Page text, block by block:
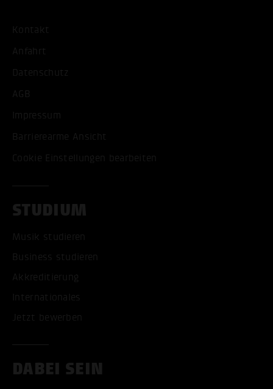
Kontakt
Anfahrt
Datenschutz
AGB
Impressum
Barrierearme Ansicht
Cookie Einstellungen bearbeiten
STUDIUM
Musik studieren
Business studieren
Akkreditierung
Internationales
Jetzt bewerben
DABEI SEIN